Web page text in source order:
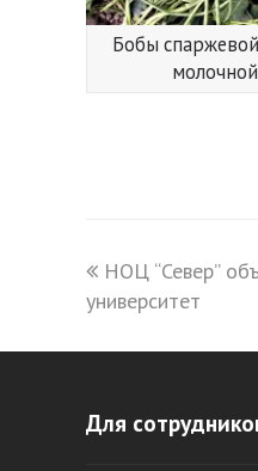
Бобы
previous
post:
НОЦ “Север”
университет
Для